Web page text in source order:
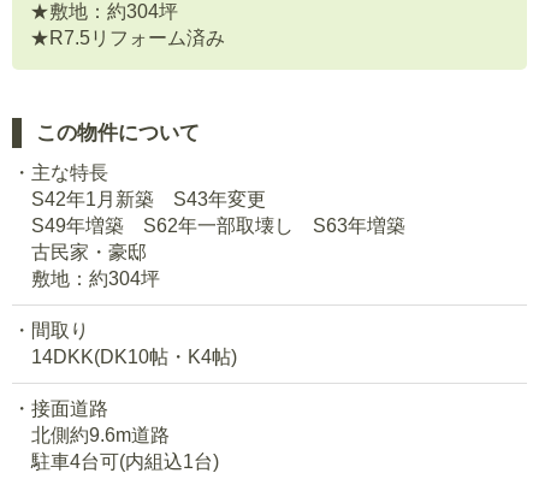
★敷地：約304坪
★R7.5リフォーム済み
この物件について
主な特長
S42年1月新築 S43年変更
S49年増築 S62年一部取壊し S63年増築
古民家・豪邸
敷地：約304坪
間取り
14DKK(DK10帖・K4帖)
接面道路
北側約9.6m道路
駐車4台可(内組込1台)